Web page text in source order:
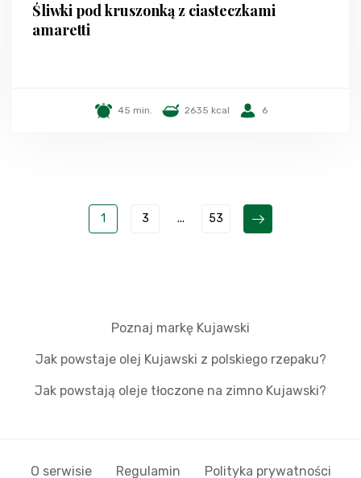
Śliwki pod kruszonką z ciasteczkami
amaretti
45 min. 2635 kcal 6
1 3 ... 53
Poznaj markę Kujawski
Jak powstaje olej Kujawski z polskiego rzepaku?
Jak powstają oleje tłoczone na zimno Kujawski?
O serwisie Regulamin Polityka prywatności